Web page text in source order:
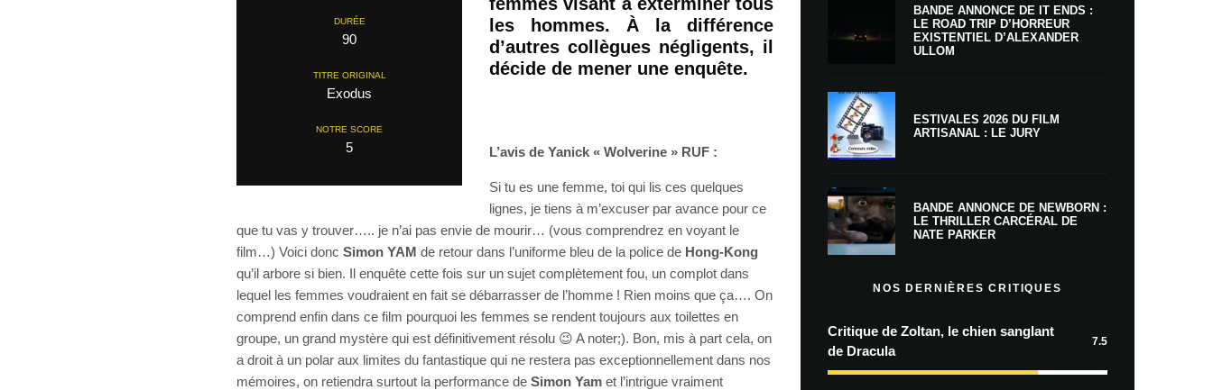
DURÉE
90
TITRE ORIGINAL
Exodus
NOTRE SCORE
5
les hommes. À la différence
d’autres collègues négligents, il
décide de mener une enquête.
L’avis de Yanick « Wolverine » RUF :
Si tu es une femme, toi qui lis ces quelques
lignes, je tiens à m’excuser par avance pour ce
que tu vas y trouver….. je n’ai pas envie de mourir… (vous comprendrez en voyant le
film…) Voici donc Simon YAM de retour dans l’uniforme bleu de la police de Hong-Kong
qu’il arbore si bien. Il enquête cette fois sur un sujet complètement fou, un complot dans
lequel les femmes voudraient en fait se débarrasser de l’homme ! Rien moins que ça…. On
comprend enfin dans ce film pourquoi les femmes se rendent toujours aux toilettes en
groupe, un grand mystère qui est définitivement résolu 😉 A noter;). Bon, mis à part cela, on
a droit à un polar aux limites du fantastique qui ne restera pas exceptionnellement dans nos
mémoires, on retiendra surtout la performance de Simon Yam et l’intrigue vraiment
BANDE ANNONCE DE IT ENDS :
LE ROAD TRIP D’HORREUR
EXISTENTIEL D’ALEXANDER
ULLOM
ESTIVALES 2026 DU FILM
ARTISANAL : LE JURY
BANDE ANNONCE DE NEWBORN :
LE THRILLER CARCÉRAL DE
NATE PARKER
NOS DERNIÈRES CRITIQUES
Critique de Zoltan, le chien sanglant
de Dracula
7.5